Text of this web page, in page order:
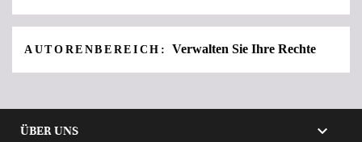
AUTORENBEREICH: Verwalten Sie Ihre Rechte
ÜBER UNS 